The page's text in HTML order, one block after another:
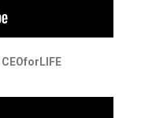
CEOforLIFE